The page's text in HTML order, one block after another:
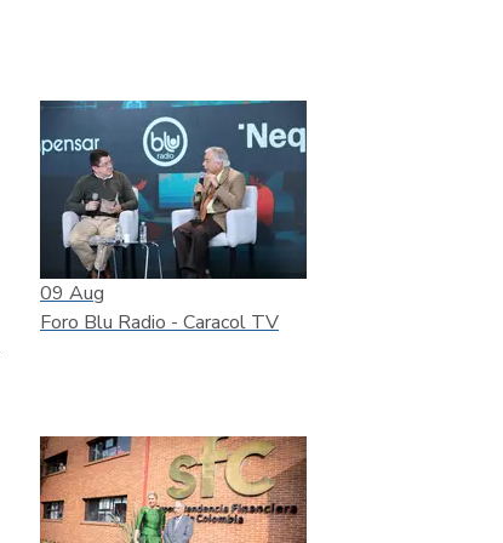
09 Aug
Foro Blu Radio - Caracol TV